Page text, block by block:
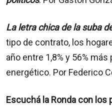
La letra chica de la suba
tipo de contrato, los
año entre 1,8% y 56%
energético. Por Federico
Escuchá la Ronda con los